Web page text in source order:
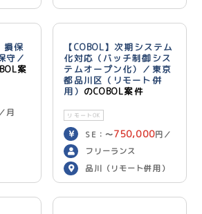
損保
守／
案
月
【COBOL】次期システム
化対応（バッチ制御シス
テムオープン化）／東京
都品川区（リモート併
用） のCOBOL案件
リモートOK
SE：〜750,000円／
月 PG：〜700,000
／月
フリーランス
品川（リモート併用）